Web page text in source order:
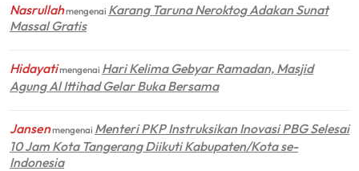
Nasrullahmengenai Karang Taruna Neroktog Adakan Sunat
Massal Gratis
Hidayatimengenai Hari Kelima Gebyar Ramadan, Masjid
Agung Al Ittihad Gelar Buka Bersama
Jansenmengenai Menteri PKP Instruksikan Inovasi PBG Selesai
10 Jam Kota Tangerang Diikuti Kabupaten/Kota se-
Indonesia